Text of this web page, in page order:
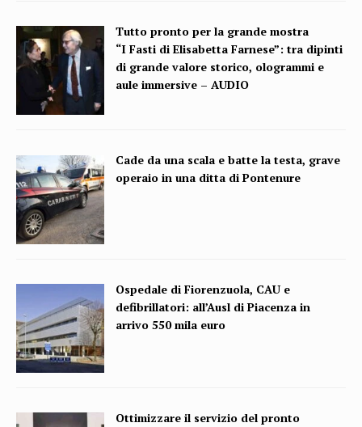
Tutto pronto per la grande mostra
“I Fasti di Elisabetta Farnese”: tra dipinti
di grande valore storico, ologrammi e
aule immersive – AUDIO
Cade da una scala e batte la testa, grave
operaio in una ditta di Pontenure
Ospedale di Fiorenzuola, CAU e
defibrillatori: all’Ausl di Piacenza in
arrivo 550 mila euro
Ottimizzare il servizio del pronto